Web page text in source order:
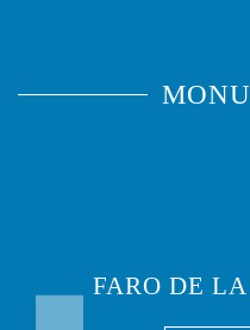
FARO DE